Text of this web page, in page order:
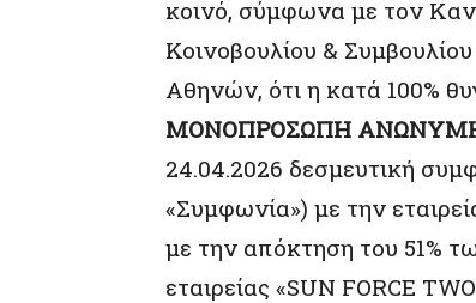
κοινό, σύμφωνα με τον
Κοινοβουλίου &
Αθηνών, ότι η κατά 100%
ΜΟΝΟΠΡΟΣΩΠΗ ΑΝΩΝΥΜΗ
24.04.2026 δεσμευτική
«Συμφωνία») με την
με την απόκτηση του 51%
εταιρείας «SUN FORCE